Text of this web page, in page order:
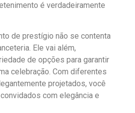
é verdadeiramente
de prestígio não se contenta
Ele vai além,
de opções para garantir
celebração. Com diferentes
projetados, você
com elegância e